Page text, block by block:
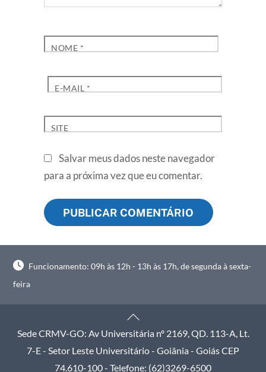
NOME *
E-MAIL *
SITE
Salvar meus dados neste navegador
para a próxima vez que eu comentar.
Funcionamento: 09h às 12h - 13h às 17h, de segunda à sexta-
feira
Back
To
Top
Sede CRMV-GO: Av Universitária nº 2169, QD. 113-A, Lt.
7-E - Setor Leste Universitário - Goiânia - Goiás CEP
74.610-100 - Telefone: (62)3269-6500